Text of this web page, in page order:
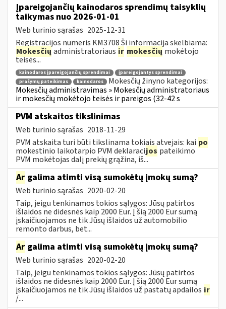
Įpareigojančių kainodaros sprendimų taisyklių
taikymas nuo 2026-01-01
Web turinio sąrašas 2025-12-31
Registracijos numeris KM3708 Ši informacija skelbiama:
Mokesčių administratoriaus ir mokesčių mokėtojo
teisės...
kainodaros įpareigojančių sprendimai
įpareigojantys sprendimai
prašymų pateikimas
kainodaros
Mokesčių žinyno kategorijos:
Mokesčių administravimas » Mokesčių administratoriaus
ir mokesčių mokėtojo teisės ir pareigos (32-42 s
PVM atskaitos tikslinimas
Web turinio sąrašas 2018-11-29
PVM atskaita turi būti tikslinama tokiais atvejais: kai po
mokestinio laikotarpio PVM deklaracijos pateikimo
PVM mokėtojas dalį prekių grąžina, iš...
Ar galima atimti visą sumokėtų įmokų sumą?
Web turinio sąrašas 2020-02-20
Taip, jeigu tenkinamos tokios sąlygos: Jūsų patirtos
išlaidos ne didesnės kaip 2000 Eur. Į šią 2000 Eur sumą
įskaičiuojamos ne tik Jūsų išlaidos už automobilio
remonto darbus, bet...
Ar galima atimti visą sumokėtų įmokų sumą?
Web turinio sąrašas 2020-02-20
Taip, jeigu tenkinamos tokios sąlygos: Jūsų patirtos
išlaidos ne didesnės kaip 2000 Eur. Į šią 2000 Eur sumą
įskaičiuojamos ne tik Jūsų išlaidos už pastatų apdailos ir
/...